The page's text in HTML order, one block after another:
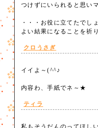
つけずにいられると思い
・・・お役に立てたでし
よい結果になることを
クロうさぎ
イイよ～(^^♪
内容わ、手紙でネ～★
ティラ
私もそうだんのってほ